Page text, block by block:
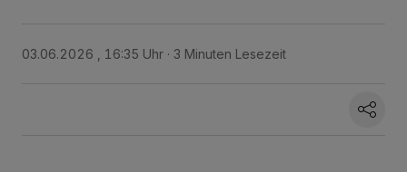
03.06.2026 , 16:35 Uhr 3 Minuten Lesezeit